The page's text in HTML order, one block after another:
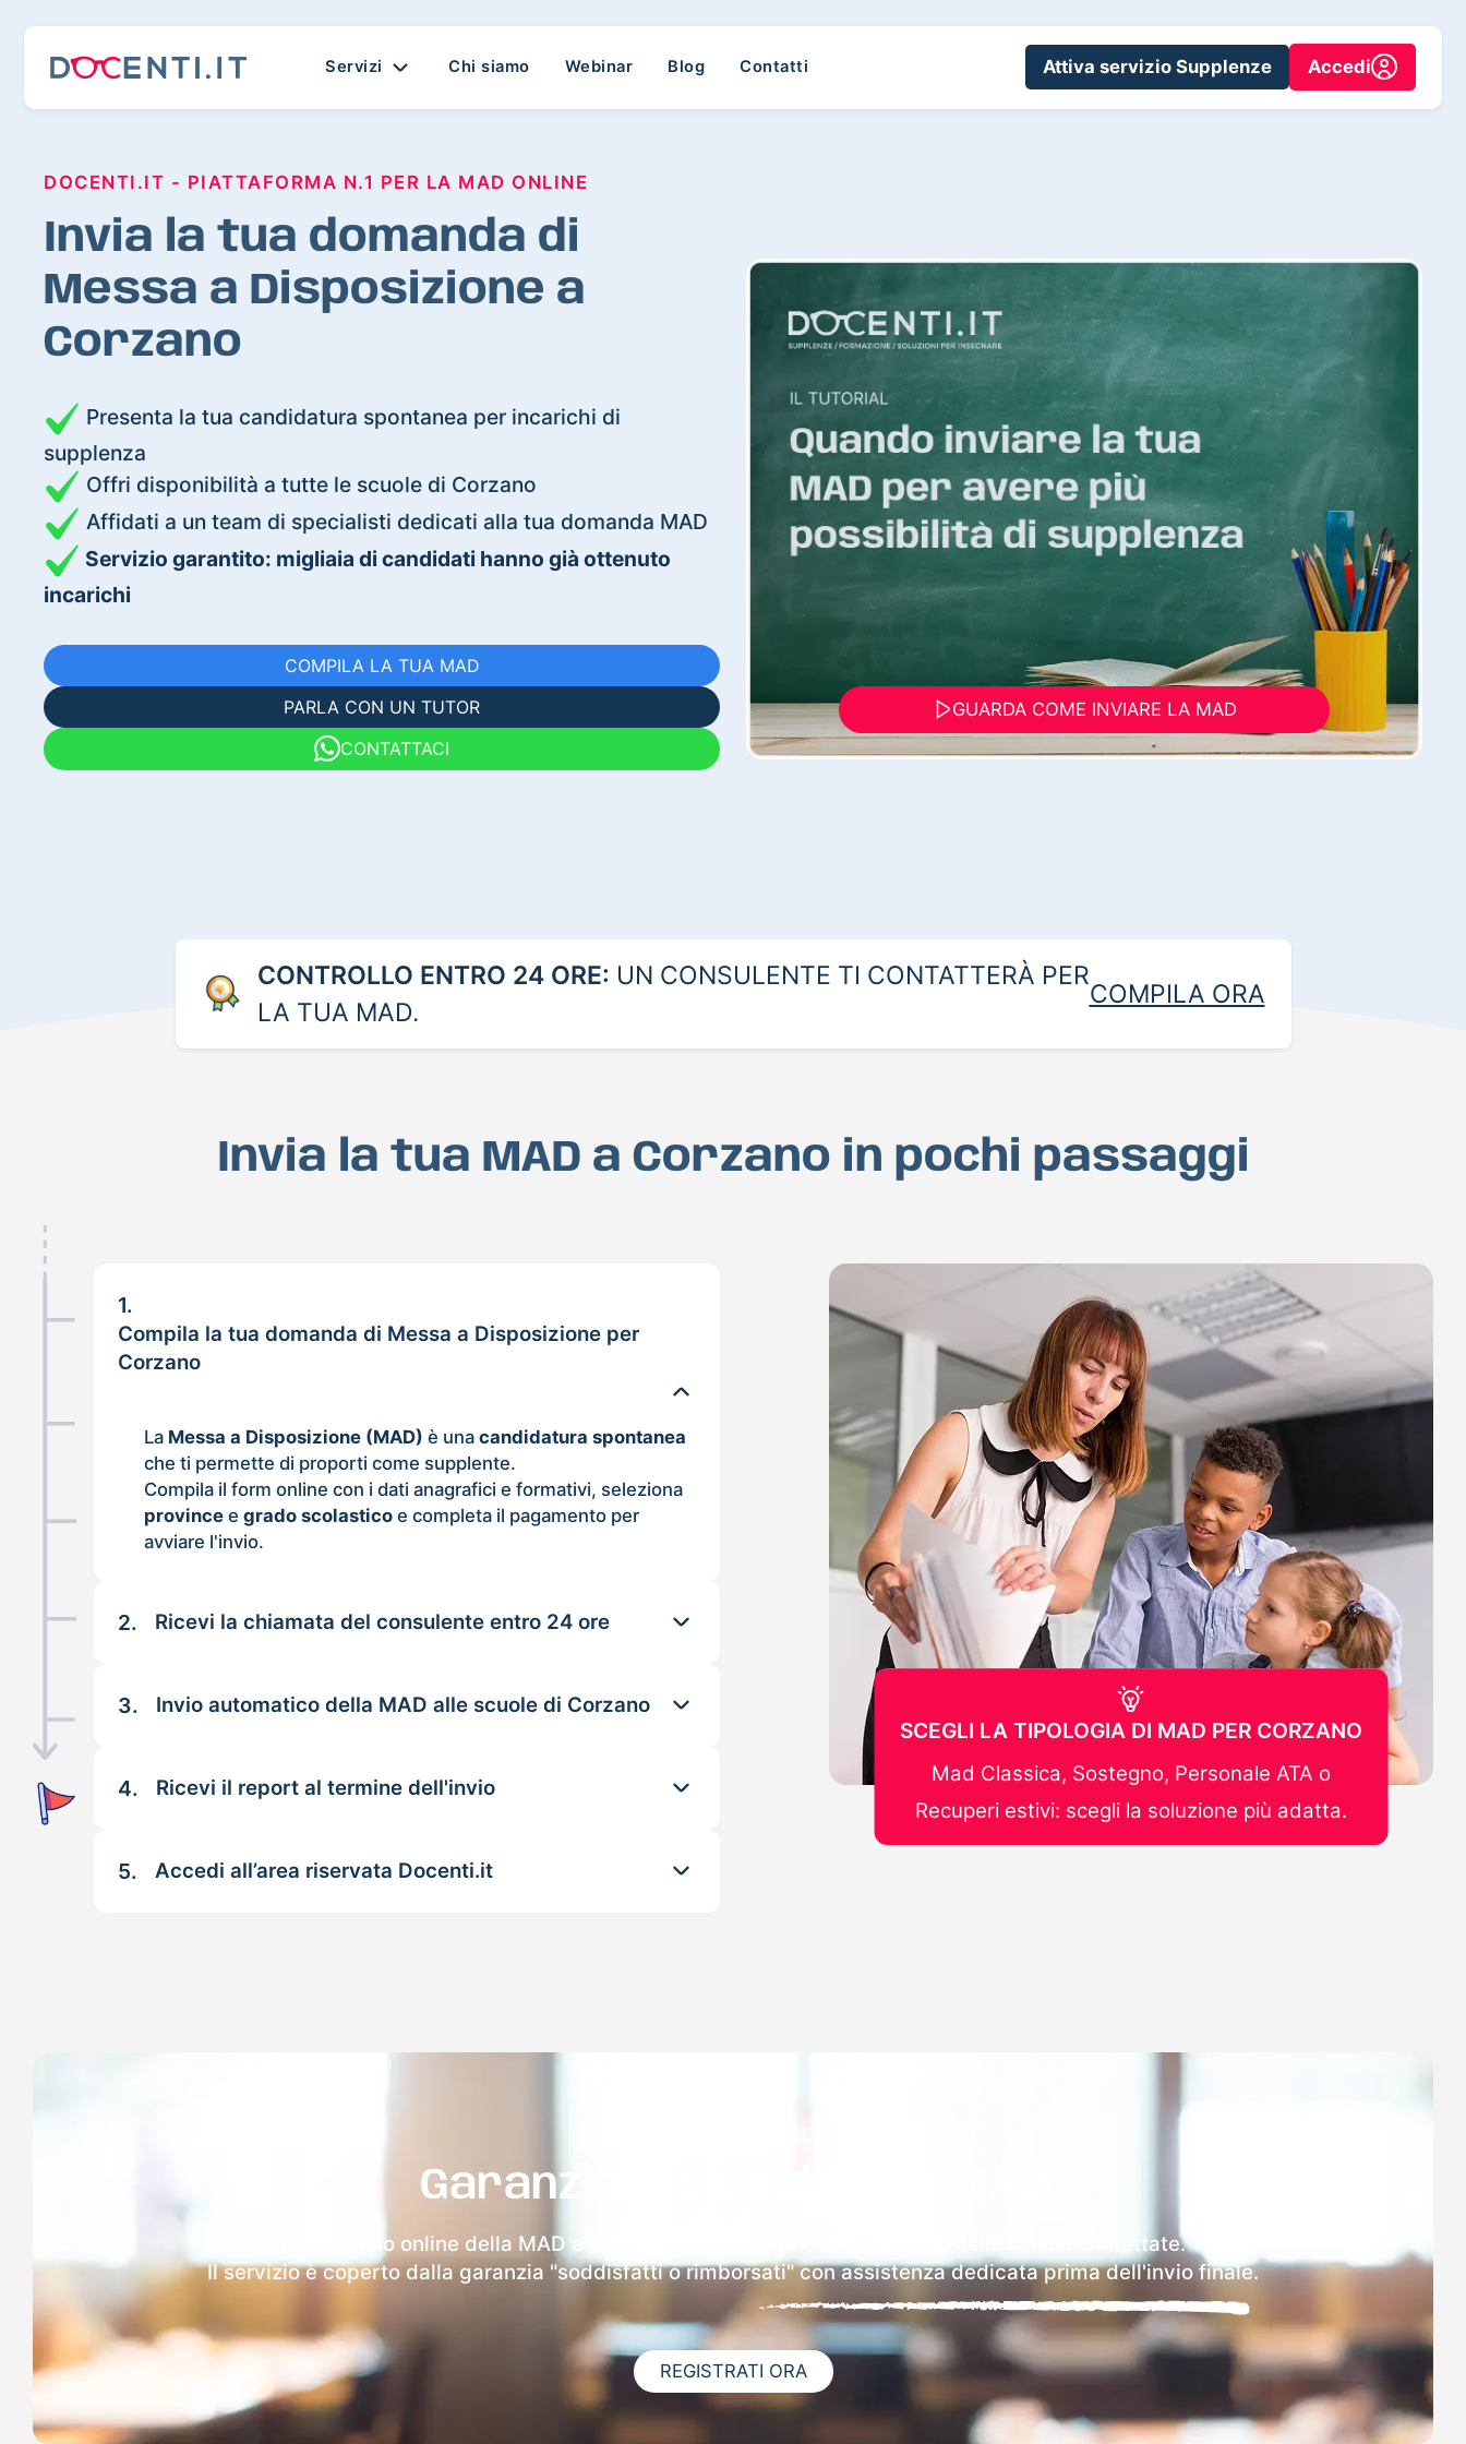
Servizi Chi siamo Webinar Blog Contatti Attiva servizio Supplenze Accedi
DOCENTI.IT - PIATTAFORMA N.1 PER LA MAD ONLINE
Invia la tua domanda di
Messa a Disposizione a
Corzano
Presenta la tua candidatura spontanea per incarichi di
supplenza
Offri disponibilità a tutte le scuole di Corzano
Affidati a un team di specialisti dedicati alla tua domanda MAD
Servizio garantito: migliaia di candidati hanno già ottenuto
incarichi
COMPILA LA TUA MAD
PARLA CON UN TUTOR
CONTATTACI
GUARDA COME INVIARE LA MAD
CONTROLLO ENTRO 24 ORE: UN CONSULENTE TI CONTATTERÀ PER
LA TUA MAD.
COMPILA ORA
Invia la tua MAD a Corzano in pochi passaggi
1.
Compila la tua domanda di Messa a Disposizione per
Corzano
La Messa a Disposizione (MAD) è unacandidatura spontanea
che ti permette di proporti come supplente.
Compila il form online con i dati anagrafici e formativi, seleziona
province egrado scolastico e completa il pagamento per
avviare l'invio.
2. Ricevi la chiamata del consulente entro 24 ore
3. Invio automatico della MAD alle scuole di Corzano
4. Ricevi il report al termine dell'invio
5. Accedi all’area riservata Docenti.it
SCEGLI LA TIPOLOGIA DI MAD PER CORZANO
Mad Classica, Sostegno, Personale ATA o
Recuperi estivi: scegli la soluzione più adatta.
Garanzia 100% sulla tua MAD
Dopo l'invio online della MAD a Corzano riceverai via email i dettagli delle scuole contattate.
Il servizio è coperto dalla garanzia "soddisfatti o rimborsati" con assistenza dedicata prima dell'invio finale.
REGISTRATI ORA